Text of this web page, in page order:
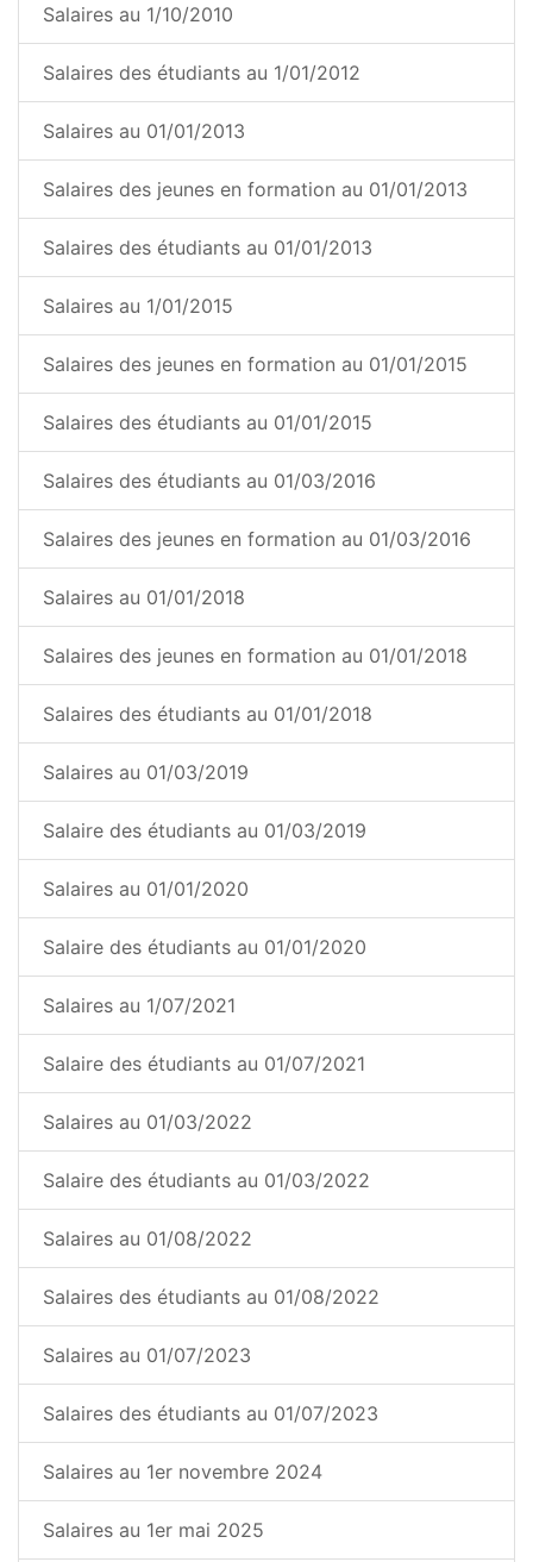
Salaires au 1/10/2010
Salaires des étudiants au 1/01/2012
Salaires au 01/01/2013
Salaires des jeunes en formation au 01/01/2013
Salaires des étudiants au 01/01/2013
Salaires au 1/01/2015
Salaires des jeunes en formation au 01/01/2015
Salaires des étudiants au 01/01/2015
Salaires des étudiants au 01/03/2016
Salaires des jeunes en formation au 01/03/2016
Salaires au 01/01/2018
Salaires des jeunes en formation au 01/01/2018
Salaires des étudiants au 01/01/2018
Salaires au 01/03/2019
Salaire des étudiants au 01/03/2019
Salaires au 01/01/2020
Salaire des étudiants au 01/01/2020
Salaires au 1/07/2021
Salaire des étudiants au 01/07/2021
Salaires au 01/03/2022
Salaire des étudiants au 01/03/2022
Salaires au 01/08/2022
Salaires des étudiants au 01/08/2022
Salaires au 01/07/2023
Salaires des étudiants au 01/07/2023
Salaires au 1er novembre 2024
Salaires au 1er mai 2025